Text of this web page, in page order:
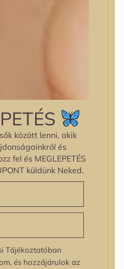
bőr
bőrtextúra
között lenni, akik
és
fel és MEGLEPETÉS
küldünk Neked.
Tájékoztatóban
és hozzájárulok az